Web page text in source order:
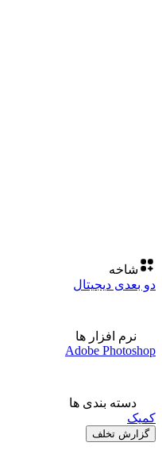
شاخه
دو بعدی دیجیتال
نرم افزار ها
Adobe Photoshop
دسته بندی ها
کمیک
گزارش تخلف